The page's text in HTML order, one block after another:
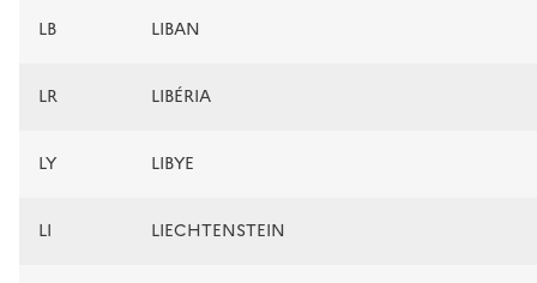
LB LIBAN
LR LIBÉRIA
LY LIBYE
LI LIECHTENSTEIN